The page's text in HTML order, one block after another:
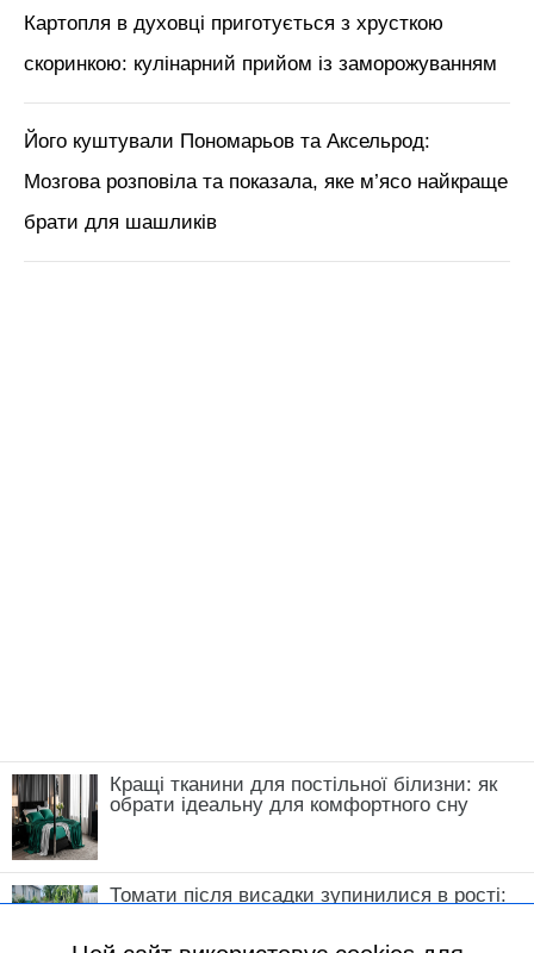
Картопля в духовці приготується з хрусткою
скоринкою: кулінарний прийом із заморожуванням
Його куштували Пономарьов та Аксельрод:
Мозгова розповіла та показала, яке м’ясо найкраще
брати для шашликів
Кращі тканини для постільної білизни: як
обрати ідеальну для комфортного сну
Томати після висадки зупинилися в рості: